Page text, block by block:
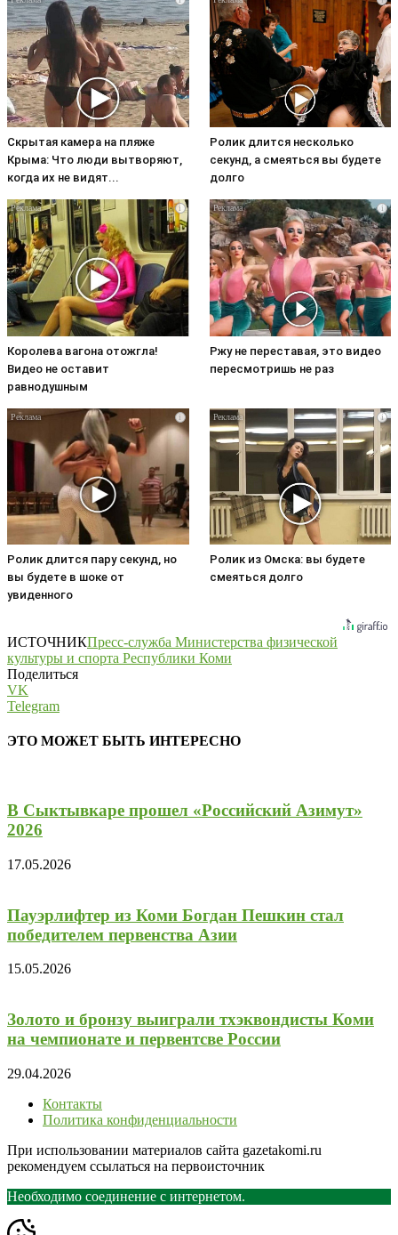
Скрытая камера на пляже
Крыма: Что люди вытворяют,
когда их не видят...
Ролик длится несколько
секунд, а смеяться вы будете
долго
i
Королева вагона отожгла!
Видео не оставит
равнодушным
i
Ржу не переставая, это видео
пересмотришь не раз
i
Ролик длится пару секунд, но
вы будете в шоке от
увиденного
i
Ролик из Омска: вы будете
смеяться долго
ИСТОЧНИКПресс-служба Министерства физической
культуры и спорта Республики Коми
Поделиться
VK
Telegram
ЭТО МОЖЕТ БЫТЬ ИНТЕРЕСНО
В Сыктывкаре прошел «Российский Азимут»
2026
17.05.2026
Пауэрлифтер из Коми Богдан Пешкин стал
победителем первенства Азии
15.05.2026
Золото и бронзу выиграли тхэквондисты Коми
на чемпионате и первентсве России
29.04.2026
Контакты
Политика конфиденциальности
При использовании материалов сайта gazetakomi.ru
рекомендуем ссылаться на первоисточник
Необходимо соединение с интернетом.